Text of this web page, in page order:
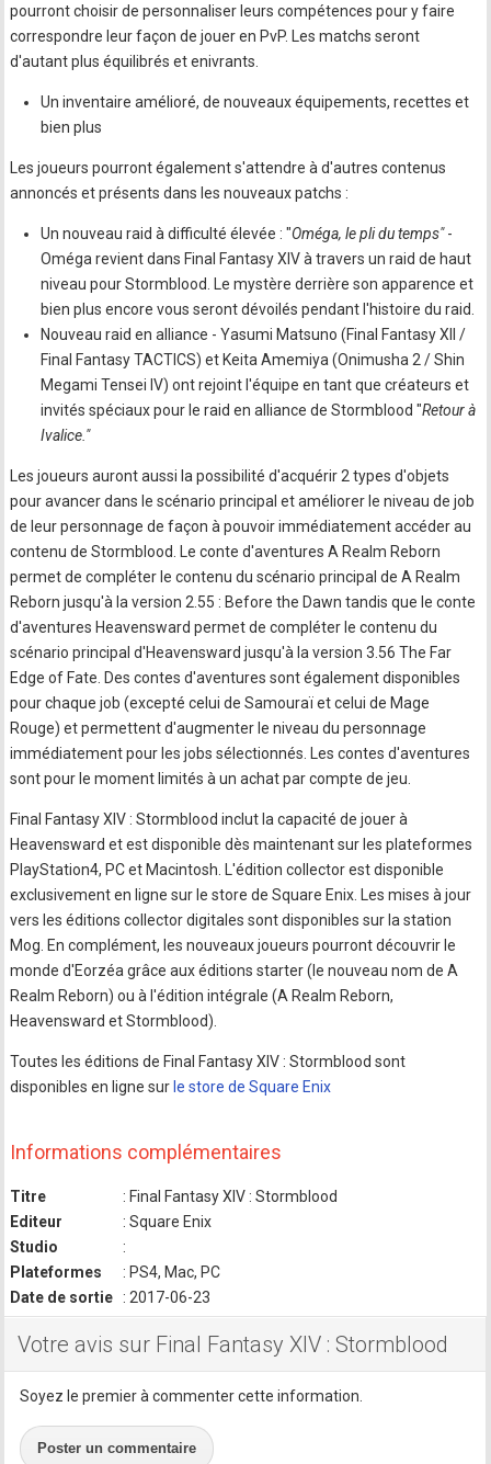
pourront choisir de personnaliser leurs compétences pour y faire
correspondre leur façon de jouer en PvP. Les matchs seront
d'autant plus équilibrés et enivrants.
Un inventaire amélioré, de nouveaux équipements, recettes et
bien plus
Les joueurs pourront également s'attendre à d'autres contenus
annoncés et présents dans les nouveaux patchs :
Un nouveau raid à difficulté élevée : "Oméga, le pli du temps"-
Oméga revient dans Final Fantasy XIV à travers un raid de haut
niveau pour Stormblood. Le mystère derrière son apparence et
bien plus encore vous seront dévoilés pendant l'histoire du raid.
Nouveau raid en alliance - Yasumi Matsuno (Final Fantasy XII /
Final Fantasy TACTICS) et Keita Amemiya (Onimusha 2 / Shin
Megami Tensei IV) ont rejoint l'équipe en tant que créateurs et
invités spéciaux pour le raid en alliance de Stormblood "Retour à
Ivalice."
Les joueurs auront aussi la possibilité d'acquérir 2 types d'objets
pour avancer dans le scénario principal et améliorer le niveau de job
de leur personnage de façon à pouvoir immédiatement accéder au
contenu de Stormblood. Le conte d'aventures A Realm Reborn
permet de compléter le contenu du scénario principal de A Realm
Reborn jusqu'à la version 2.55 : Before the Dawn tandis que le conte
d'aventures Heavensward permet de compléter le contenu du
scénario principal d'Heavensward jusqu'à la version 3.56 The Far
Edge of Fate. Des contes d'aventures sont également disponibles
pour chaque job (excepté celui de Samouraï et celui de Mage
Rouge) et permettent d'augmenter le niveau du personnage
immédiatement pour les jobs sélectionnés. Les contes d'aventures
sont pour le moment limités à un achat par compte de jeu.
Final Fantasy XIV : Stormblood inclut la capacité de jouer à
Heavensward et est disponible dès maintenant sur les plateformes
PlayStation4, PC et Macintosh. L'édition collector est disponible
exclusivement en ligne sur le store de Square Enix. Les mises à jour
vers les éditions collector digitales sont disponibles sur la station
Mog. En complément, les nouveaux joueurs pourront découvrir le
monde d'Eorzéa grâce aux éditions starter (le nouveau nom de A
Realm Reborn) ou à l'édition intégrale (A Realm Reborn,
Heavensward et Stormblood).
Toutes les éditions de Final Fantasy XIV : Stormblood sont
disponibles en ligne sur le store de Square Enix
Informations complémentaires
Titre
: Final Fantasy XIV : Stormblood
Editeur
: Square Enix
Studio
:
Plateformes
: PS4, Mac, PC
Date de sortie
: 2017-06-23
Votre avis sur Final Fantasy XIV : Stormblood
Soyez le premier à commenter cette information.
Poster un commentaire